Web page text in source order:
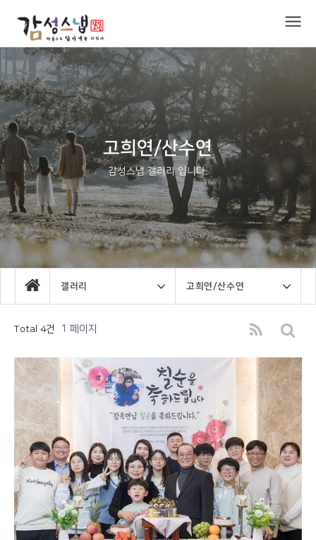
고희연/산수연
감성스냅 갤러리 입니다.
갤러리 고희연/산수연
Total 4건 1 페이지